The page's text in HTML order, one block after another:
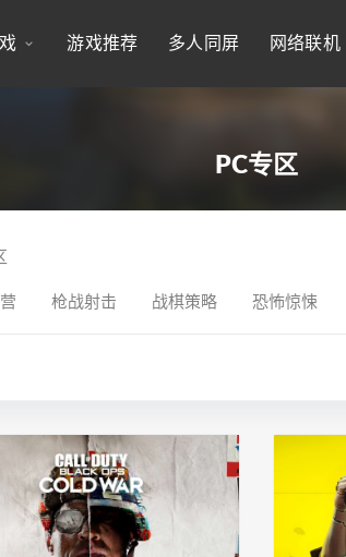
游戏推荐 多人同屏 网络联机
PC专区
枪战射击 战棋策略 恐怖惊悚